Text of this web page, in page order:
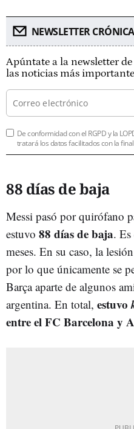
NEWSLETTER
Apúntate a la newsletter
las noticias más
De conformidad con el RGPD y la
tratará los datos facilitados con la
88 días de baja
Messi pasó por quirófano
estuvo 88 días de baja.
meses. En su caso, la
por lo que únicamente se
Barça aparte de algunos
argentina. En total, estuvo
entre el FC Barcelona y